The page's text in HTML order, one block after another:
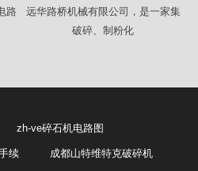
路
远华路桥机械有限公司，是一家集
破碎、制粉化
zh-ve碎石机电路图
续 成都山特维特克破碎机